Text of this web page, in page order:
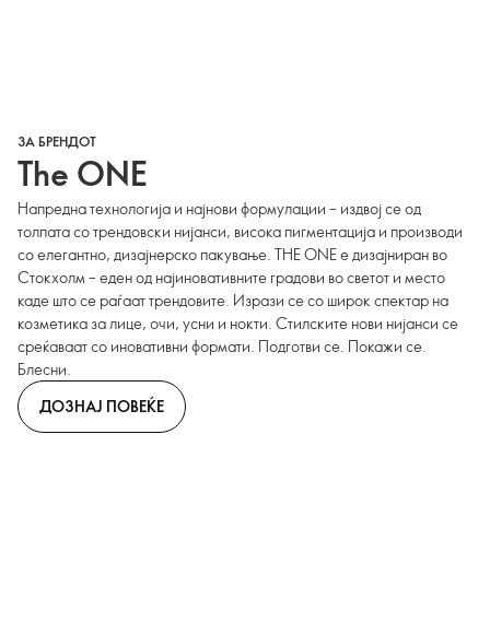
ЗА БРЕНДОТ
The ONE
Напредна технологија и најнови формулации – издвој се од
толпата со трендовски нијанси, висока пигментација и производи
со елегантно, дизајнерско пакување. THE ONE е дизајниран во
Стокхолм – еден од најиновативните градови во светот и место
каде што се раѓаат трендовите. Изрази се со широк спектар на
козметика за лице, очи, усни и нокти. Стилските нови нијанси се
среќаваат со иновативни формати. Подготви се. Покажи се.
Блесни.
ДОЗНАЈ ПОВЕЌЕ